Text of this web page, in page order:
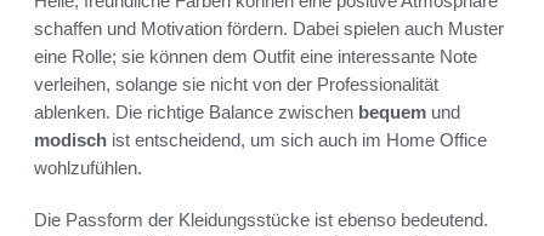
schaffen und Motivation fördern. Dabei spielen auch Muster
eine Rolle; sie können dem Outfit eine interessante Note
verleihen, solange sie nicht von der Professionalität
ablenken. Die richtige Balance zwischen bequem und
modisch ist entscheidend, um sich auch im Home Office
wohlzufühlen.
Die Passform der Kleidungsstücke ist ebenso bedeutend.